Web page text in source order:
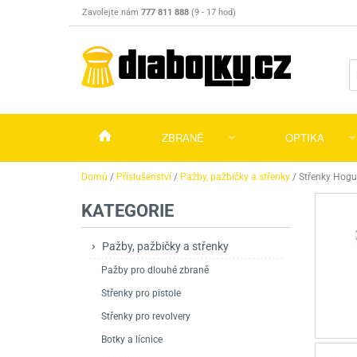
Zavolejte nám 777 811 888 (9 - 17 hod)
ZBRANĚ
Vzduchovky Vzduchovky na
Vzduchové pistole a revolvery
Pružinové pistole
Plynové pistole a revolvery
Perkusní zbraně
Pušky
Nože Nože s pevnou
OPTIKA
Puškohledy
Domů / Příslušenství / Pažby, pažbičky a střenky / Střenky
KATEGORIE
Pažby, pažbičky a střenky
Pažby pro dlouhé zbraně
Střenky pro pistole
Střenky pro revolvery
Botky a lícnice